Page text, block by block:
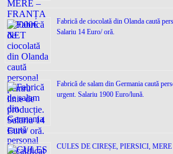
Fabrică de ciocolată din Olanda caută
Salariu 14 Euro/ oră.
Fabrică de salam din Germania caută
urgent. Salariu 1900 Euro/lună.
CULES DE CIREȘE, PIERSICI,